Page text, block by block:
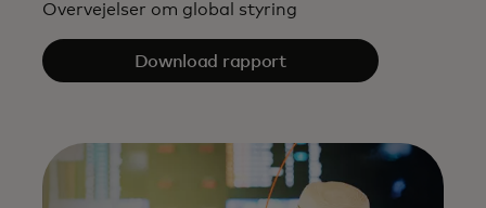
Overvejelser om global styring
Download rapport